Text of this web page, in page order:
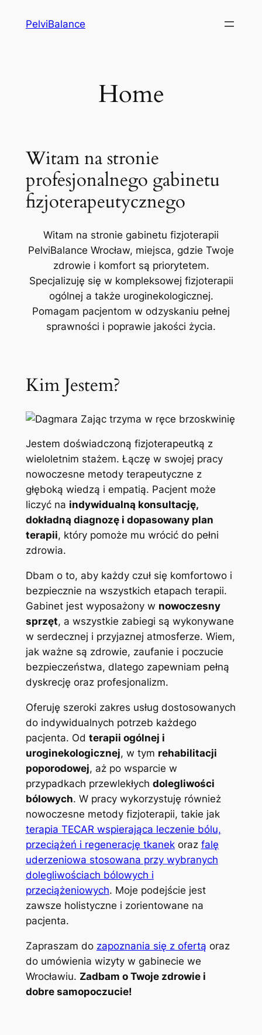
PelviBalance
Home
Witam na stronie
profesjonalnego gabinetu
fizjoterapeutycznego
Witam na stronie gabinetu fizjoterapii
PelviBalance Wrocław, miejsca, gdzie Twoje
zdrowie i komfort są priorytetem.
Specjalizuję się w kompleksowej fizjoterapii
ogólnej a także uroginekologicznej.
Pomagam pacjentom w odzyskaniu pełnej
sprawności i poprawie jakości życia.
Kim Jestem?
Jestem doświadczoną fizjoterapeutką z
wieloletnim stażem. Łączę w swojej pracy
nowoczesne metody terapeutyczne z
głęboką wiedzą i empatią. Pacjent może
liczyć na indywidualną konsultację,
dokładną diagnozę i dopasowany plan
terapii, który pomoże mu wrócić do pełni
zdrowia.
Dbam o to, aby każdy czuł się komfortowo i
bezpiecznie na wszystkich etapach terapii.
Gabinet jest wyposażony w nowoczesny
sprzęt, a wszystkie zabiegi są wykonywane
w serdecznej i przyjaznej atmosferze. Wiem,
jak ważne są zdrowie, zaufanie i poczucie
bezpieczeństwa, dlatego zapewniam pełną
dyskrecję oraz profesjonalizm.
Oferuję szeroki zakres usług dostosowanych
do indywidualnych potrzeb każdego
pacjenta. Od terapii ogólnej i
uroginekologicznej, w tym rehabilitacji
poporodowej, aż po wsparcie w
przypadkach przewlekłych dolegliwości
bólowych. W pracy wykorzystuję również
nowoczesne metody fizjoterapii, takie jak
terapia TECAR wspierająca leczenie bólu,
przeciążeń i regenerację tkanekoraz falę
uderzeniowa stosowana przy wybranych
dolegliwościach bólowych i
przeciążeniowych. Moje podejście jest
zawsze holistyczne i zorientowane na
pacjenta.
Zapraszam do zapoznania się z ofertą oraz
do umówienia wizyty w gabinecie we
Wrocławiu. Zadbam o Twoje zdrowie i
dobre samopoczucie!